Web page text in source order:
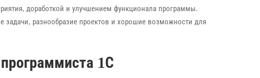
доработкой и улучшением функционала программы.
задачи, разнообразие проектов и хорошие возможности для
1С